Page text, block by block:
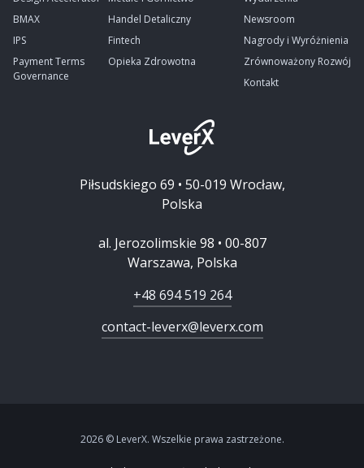
BMAX
IPS
Payment Terms
Governance
Handel Detaliczny
Fintech
Opieka Zdrowotna
Newsroom
Nagrody i Wyróżnienia
Zrównoważony Rozwój
Kontakt
Piłsudskiego 69 • 50-019 Wrocław,
Polska
al. Jerozolimskie 98 • 00-807
Warszawa, Polska
+48 694 519 264
contact-leverx@leverx.com
2026 © LeverX. Wszelkie prawa zastrzeżone.